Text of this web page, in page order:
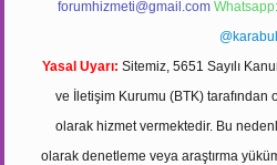
forumhizmeti@gmail.com
@karabul
Yasal Uyarı: Sitemiz, 5651 Sayılı
ve İletişim Kurumu (BTK) tarafından
olarak hizmet vermektedir. Bu
olarak denetleme veya araştırma